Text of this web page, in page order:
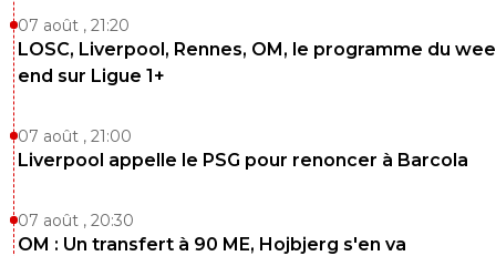
07 août , 21:20
LOSC, Liverpool, Rennes, OM, le programme du
end sur Ligue 1+
07 août , 21:00
Liverpool appelle le PSG pour renoncer à Barcola
07 août , 20:30
OM : Un transfert à 90 ME, Hojbjerg s'en va